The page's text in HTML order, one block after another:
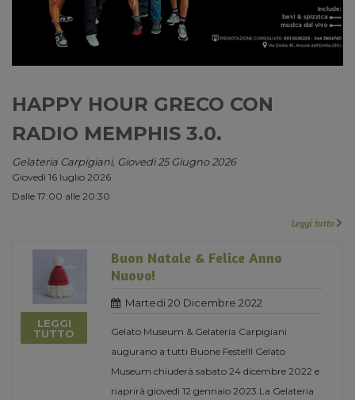
HAPPY HOUR GRECO CON
RADIO MEMPHIS 3.0.
Gelateria Carpigiani, Giovedi 25 Giugno 2026
Giovedì 16 luglio 2026
Dalle 17:00 alle 20:30
Leggi tutto
LEGGI
TUTTO
Buon Natale & Felice Anno
Nuovo!
Martedi 20 Dicembre 2022
Gelato Museum & Gelateria Carpigiani
augurano a tutti Buone Feste!Il Gelato
Museum chiuderà sabato 24 dicembre 2022 e
riaprirà giovedì 12 gennaio 2023.La Gelateria